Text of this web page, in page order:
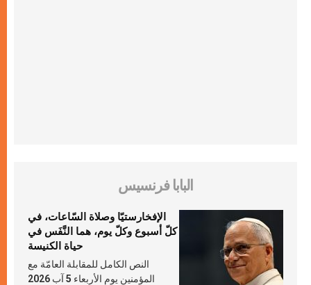
البابا فرنسيس
الإفخارستيّا وصلاة السّاعات، في
كلّ أسبوع وكلّ يوم، هما النَّفَس في
حياة الكنيسة
النص الكامل للمقابلة العامّة مع
المؤمنين يوم الأربعاء 5 آب 2026